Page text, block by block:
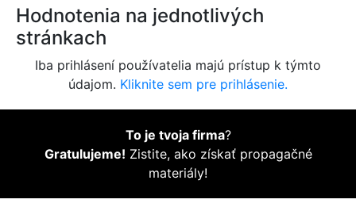
Hodnotenia na jednotlivých
stránkach
Iba prihlásení používatelia majú prístup k týmto
údajom. Kliknite sem pre prihlásenie.
To je tvoja firma?
Gratulujeme! Zistite, ako získať propagačné
materiály!